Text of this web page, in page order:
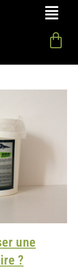
une
?